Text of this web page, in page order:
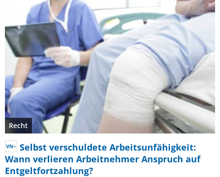
Recht
Selbst verschuldete Arbeitsunfähigkeit:
Wann verlieren Arbeitnehmer Anspruch auf
Entgeltfortzahlung?